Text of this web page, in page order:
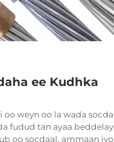
ee Kudhka
weyn oo la wada socda
fudud tan ayaa beddelay
oo socdaal, ammaan iyo